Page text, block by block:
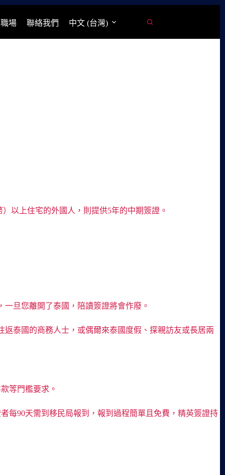
場 聯絡我們 中文 (台灣)
以上住宅的外國人，則提供5年的中期簽證。
旦您離開了泰國，陪讀簽證將會作廢。
泰國的商務人士，或偶爾來泰國度假、探親訪友或長居兩
等門檻要求。
每90天需到移民局報到，報到過程簡單且免費，精英簽證持